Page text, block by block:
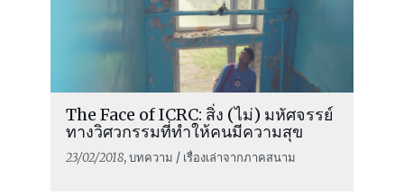
The Face of ICRC: สิ่ง (ไม่) มหัศจรรย์
ทางวิศวกรรมที่ทำให้คนมีความสุข
23/02/2018, บทความ / เรื่องเล่าจากภาคสนาม